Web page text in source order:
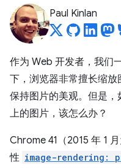
Paul Kinlan
作为 Web 开发者，我们
下，浏览器非常擅长缩
保持图片的美观。但是
上的图片，该怎么办？
Chrome 41（2015 年 1
性 image-rendering: